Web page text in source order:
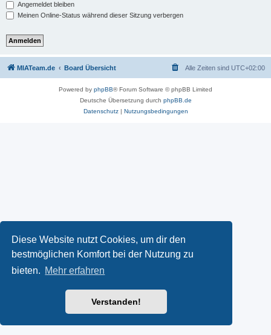
Diese Website nutzt Cookies, um dir den
bestmöglichen Komfort bei der Nutzung zu
bieten. Mehr erfahren
Verstanden!
Angemeldet bleiben
Meinen Online-Status während dieser Sitzung verbergen
MIATeam.de Board Übersicht Alle Zeiten sind UTC+02:00
Powered by phpBB® Forum Software © phpBB Limited
Deutsche Übersetzung durch phpBB.de
Datenschutz| Nutzungsbedingungen